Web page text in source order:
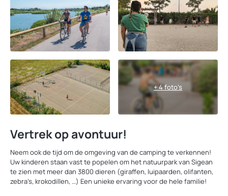
+ 4 foto's
Vertrek op avontuur!
Neem ook de tijd om de omgeving van de camping te verkennen!
Uw kinderen staan vast te popelen om het natuurpark van Sigean
te zien met meer dan 3800 dieren (giraffen, luipaarden, olifanten,
zebra’s, krokodillen, …) Een unieke ervaring voor de hele familie!